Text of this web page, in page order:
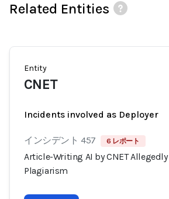
Related Entities
Entity
CNET
Incidents involved as Deployer
インシデント 457 6 レポート
Article-Writing AI by CNET
Plagiarism